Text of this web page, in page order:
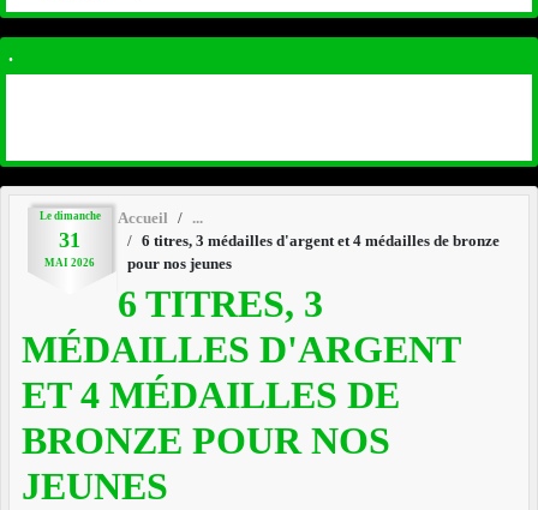
Le dimanche
31
MAI 2026
Accueil
6 titres, 3 médailles d'argent et 4 médailles de bronze
pour nos jeunes
6 TITRES, 3
MÉDAILLES D'ARGENT
ET 4 MÉDAILLES DE
BRONZE POUR NOS
JEUNES
.